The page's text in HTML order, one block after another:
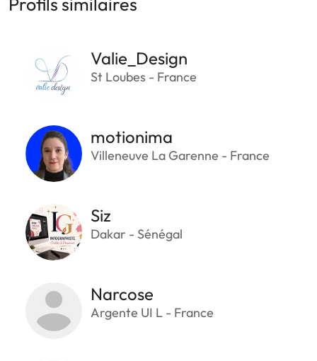
Valie_Design
St Loubes - France
motionima
Villeneuve La Garenne - France
Siz
Dakar - Sénégal
Narcose
Argente UI L - France